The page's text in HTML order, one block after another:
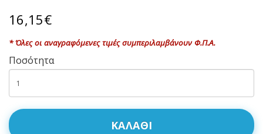
16,15€
* Όλες οι αναγραφόμενες τιμές συμπεριλαμβάνουν Φ.Π.Α.
Ποσότητα
ΚΑΛΆΘΙ